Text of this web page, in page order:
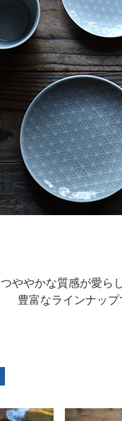
つややかな質感が愛ら
豊富なラインナップ